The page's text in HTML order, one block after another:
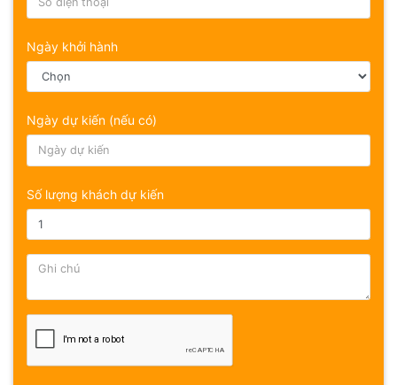
Ngày khởi hành
Ngày dự kiến (nếu có)
Số lượng khách dự kiến